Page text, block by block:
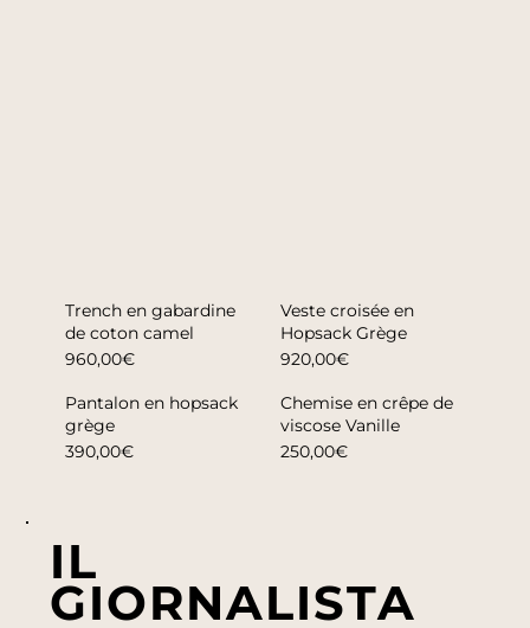
Trench en gabardine
de coton camel
960,00€
Veste croisée en
Hopsack Grège
920,00€
Pantalon en hopsack
grège
390,00€
Chemise en crêpe de
viscose Vanille
250,00€
IL
GIORNALISTA